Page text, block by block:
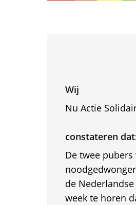
Wij
Nu Actie
constateren
De twee
de
week te horen